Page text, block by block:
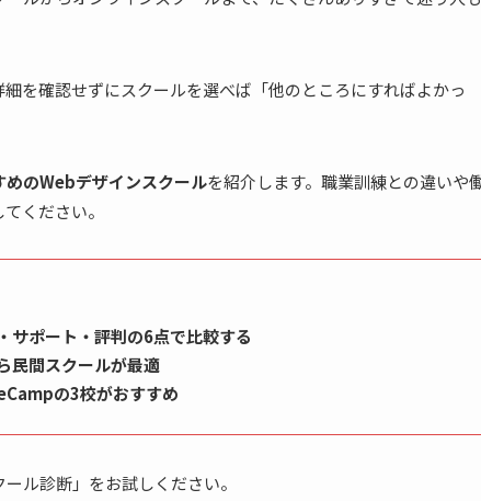
を確認せずにスクールを選べば「他のところにすればよかっ
めのWebデザインスクールを紹介します。職業訓練との違いや
ください。
サポート・評判の6点で比較する
民間スクールが最適
の3校がおすすめ
ル診断」をお試しください。